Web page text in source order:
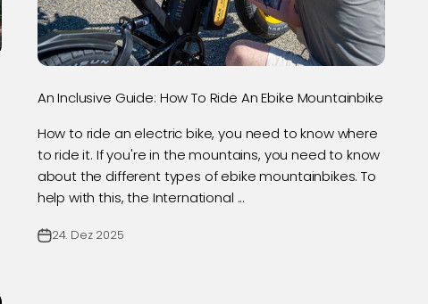
An Inclusive Guide: How To Ride An Ebike Mountainbike
How to ride an electric bike, you need to know where
to ride it. If you're in the mountains, you need to know
about the different types of ebike mountainbikes. To
help with this, the International ...
24. Dez 2025